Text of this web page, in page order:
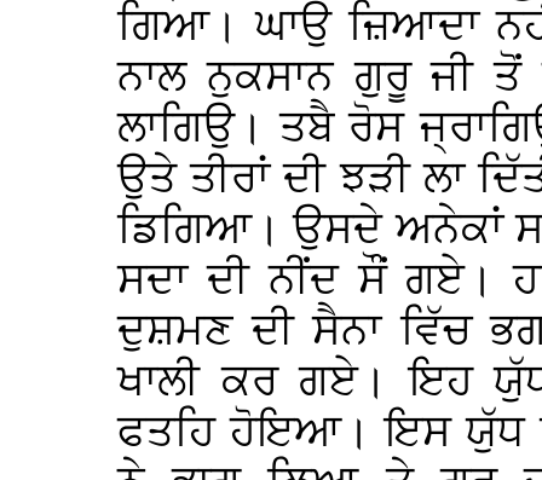
ਗਿਆ। ਘਾਉ ਜ਼ਿਆਦਾ
ਨਾਲ ਨੁਕਸਾਨ ਗੁਰੂ ਜੀ
ਲਾਗਿਉ। ਤਬੈ ਰੋਸ
ਉਤੇ ਤੀਰਾਂ ਦੀ ਝੜੀ ਲਾ
ਡਿਗਿਆ। ਉਸਦੇ ਅਨੇਕਾਂ
ਸਦਾ ਦੀ ਨੀਂਦ ਸੌਂ ਗਏ।
ਦੁਸ਼ਮਣ ਦੀ ਸੈਨਾ ਵਿੱਚ
ਖਾਲੀ ਕਰ ਗਏ। ਇਹ ਯੁੱਧ
ਫਤਹਿ ਹੋਇਆ। ਇਸ ਯੁੱਧ